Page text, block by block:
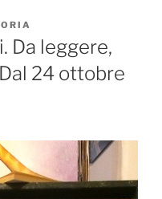
Da leggere,
24 ottobre